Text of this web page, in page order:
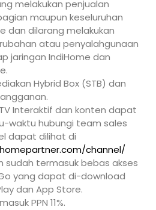
melakukan penjualan
maupun keseluruhan
dan dilarang melakukan
atau penyalahgunaan
jaringan IndiHome dan
Hybrid Box (STB) dan
Interaktif dan konten dapat
waktu hubungi team sales
dapat dilihat di
channel/
sudah termasuk bebas akses
yang dapat di-download
dan App Store.
PPN 11%.